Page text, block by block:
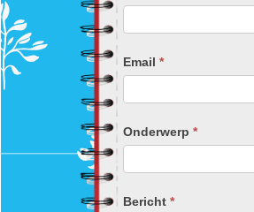
Email *
Onderwerp *
Bericht *